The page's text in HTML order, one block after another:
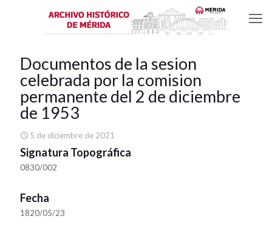
Documentos de la sesion
celebrada por la comision
permanente del 2 de diciembre
de 1953
5 de diciembre de 2021
Signatura Topográfica
0830/002
Fecha
1820/05/23